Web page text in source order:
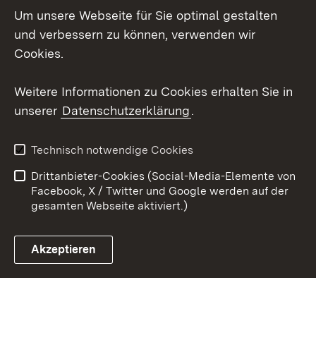
Social Wall
Link zum Landesportal
Barrierefreiheit
Benutzungshinweise
Impressum
Cookies
Um unsere Webseite für Sie optimal gestalten
und verbessern zu können, verwenden wir
Cookies.
Weitere Informationen zu Cookies erhalten Sie in
unserer Datenschutzerklärung.
Technisch notwendige Cookies
Drittanbieter-Cookies (Social-Media-Elemente von
Facebook, X / Twitter und Google werden auf der
gesamten Webseite aktiviert.)
Akzeptieren